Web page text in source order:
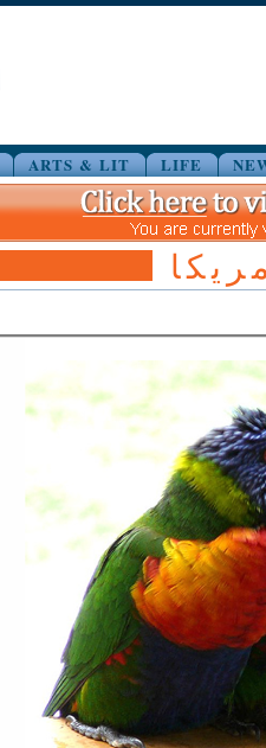
ARTS & LIT LIFE